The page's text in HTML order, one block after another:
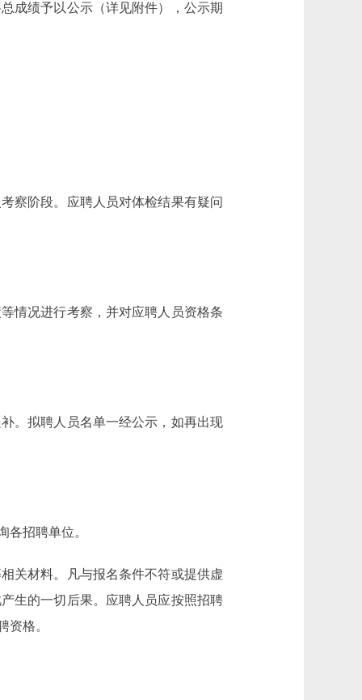
成绩予以公示（详见附件），公示期
察阶段。应聘人员对体检结果有疑问
情况进行考察，并对应聘人员资格条
。拟聘人员名单一经公示，如再出现
招聘单位。
关材料。凡与报名条件不符或提供虚
生的一切后果。应聘人员应按照招聘
资格。